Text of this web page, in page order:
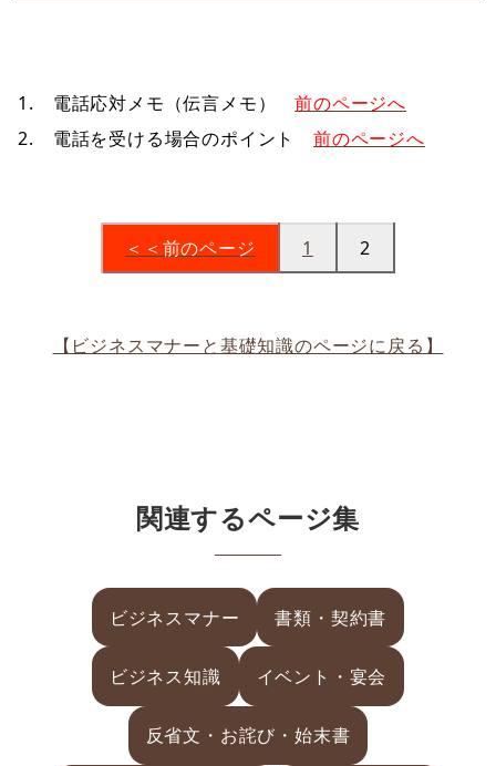
1. 電話応対メモ（伝言メモ）前のページへ
2. 電話を受ける場合のポイント 前のページへ
＜＜前のページ 1 2
【ビジネスマナーと基礎知識のページに戻る】
関連するページ集
ビジネスマナー 書類・契約書
ビジネス知識 イベント・宴会
反省文・お詫び・始末書